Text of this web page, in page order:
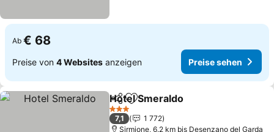
Ab € 68
Preise von 4 Websites anzeigen Preise sehen
TeilenZu Favoriten hinzufügen
Hotel Smeraldo
3 Sterne
7,1
1 772
Sirmione, 6.2 km bis Desenzano del Garda